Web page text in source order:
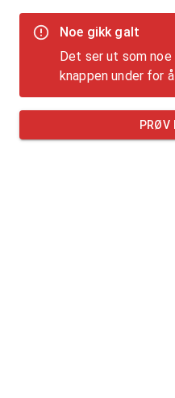
Noe gikk galt
Det ser ut som
knappen under for
PRØV